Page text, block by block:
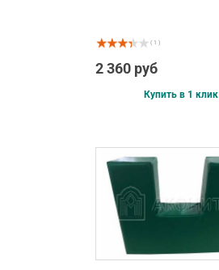
( 1 )
2 360 руб
Купить в 1 клик